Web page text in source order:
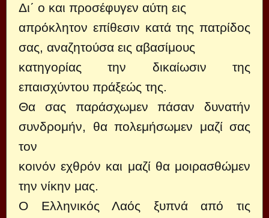
Δι΄ ο και προσέφυγεν αύτη εις
απρόκλητον επίθεσιν κατά της πατρίδος
σας, αναζητούσα εις αβασίμους
κατηγορίας την δικαίωσιν της
επαισχύντου πράξεώς της.
Θα σας παράσχωμεν πάσαν δυνατήν
συνδρομήν, θα πολεμήσωμεν μαζί σας
τον
κοινόν εχθρόν και μαζί θα μοιρασθώμεν
την νίκην μας.
Ο Ελληνικός Λαός ξυπνά από τις